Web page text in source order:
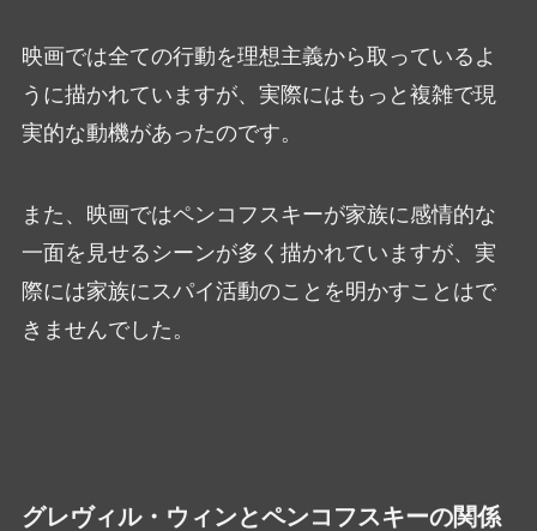
映画では全ての行動を理想主義から取っているよ
うに描かれていますが、実際にはもっと複雑で現
実的な動機があったのです。
また、映画ではペンコフスキーが家族に感情的な
一面を見せるシーンが多く描かれていますが、実
際には家族にスパイ活動のことを明かすことはで
きませんでした。
グレヴィル・ウィンとペンコフスキーの関係